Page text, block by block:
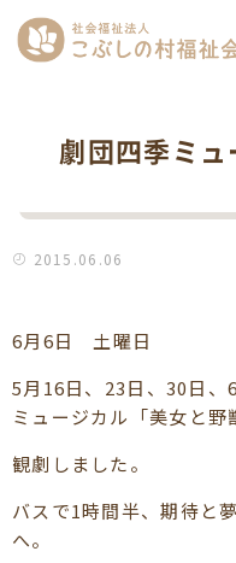
劇団四季ミュ
2015.06.06
6月6日 土曜日
5月16日、23日、30日、
ミュージカル「美女と野
観劇しました。
バスで1時間半、期待と
へ。